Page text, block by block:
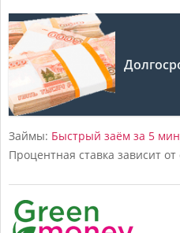
Займы: Быстрый заём за 5
Процентная ставка зависит